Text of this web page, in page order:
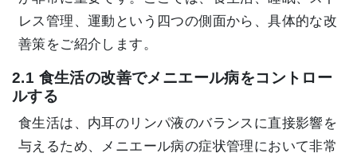
レス管理、運動という四つの側面から、具体的な改
善策をご紹介します。
2.1 食生活の改善でメニエール病をコントロー
ルする
食生活は、内耳のリンパ液のバランスに直接影響を
与えるため、メニエール病の症状管理において非常